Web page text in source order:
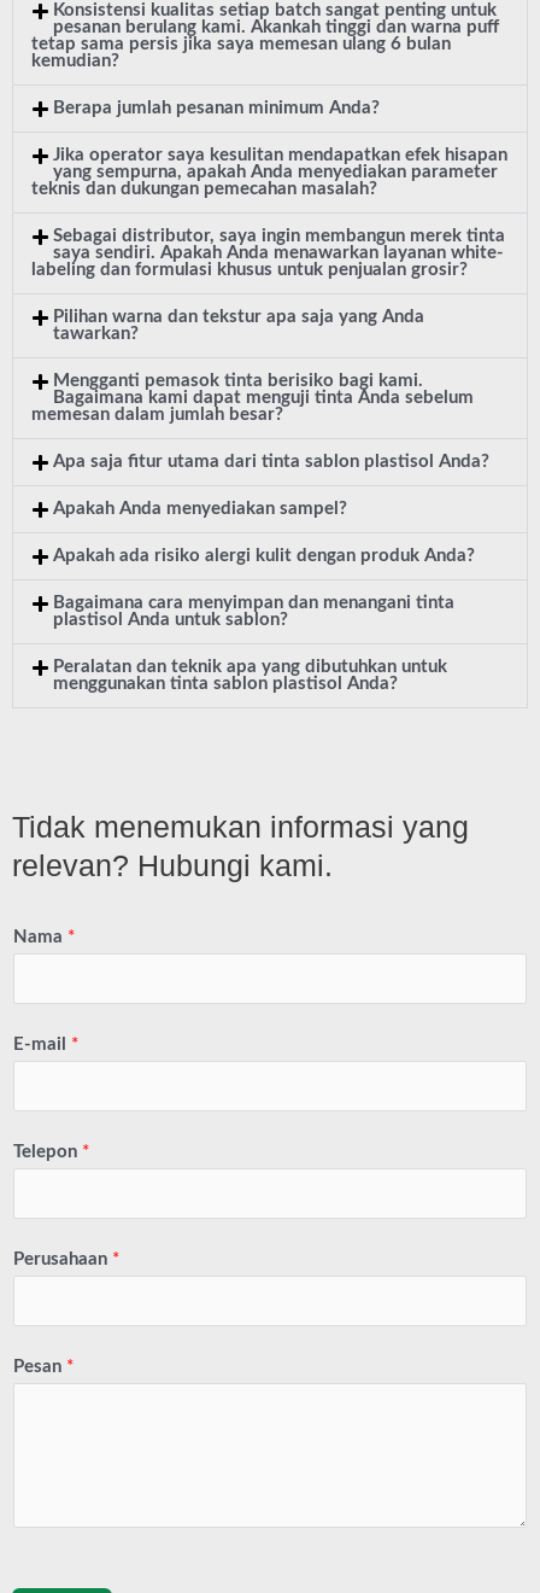
Konsistensi kualitas setiap batch sangat penting untuk
pesanan berulang kami. Akankah tinggi dan warna puff
tetap sama persis jika saya memesan ulang 6 bulan
kemudian?
Berapa jumlah pesanan minimum Anda?
Jika operator saya kesulitan mendapatkan efek hisapan
yang sempurna, apakah Anda menyediakan parameter
teknis dan dukungan pemecahan masalah?
Sebagai distributor, saya ingin membangun merek tinta
saya sendiri. Apakah Anda menawarkan layanan white-
labeling dan formulasi khusus untuk penjualan grosir?
Pilihan warna dan tekstur apa saja yang Anda
tawarkan?
Mengganti pemasok tinta berisiko bagi kami.
Bagaimana kami dapat menguji tinta Anda sebelum
memesan dalam jumlah besar?
Apa saja fitur utama dari tinta sablon plastisol Anda?
Apakah Anda menyediakan sampel?
Apakah ada risiko alergi kulit dengan produk Anda?
Bagaimana cara menyimpan dan menangani tinta
plastisol Anda untuk sablon?
Peralatan dan teknik apa yang dibutuhkan untuk
menggunakan tinta sablon plastisol Anda?
Tidak menemukan informasi yang
relevan? Hubungi kami.
Nama *
E-mail *
Telepon *
Perusahaan *
Pesan *